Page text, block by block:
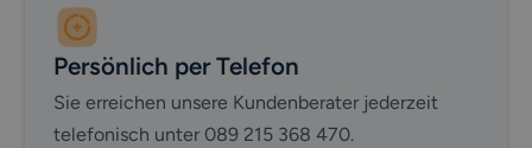
Persönlich per Telefon
Sie erreichen unsere Kundenberater jederzeit
telefonisch unter 089 215 368 470.